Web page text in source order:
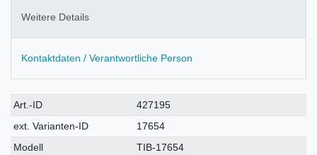
Weitere Details
Kontaktdaten / Verantwortliche Person
Technisches
Merkmal
Wert
Art.-ID
427195
ext. Varianten-ID
17654
Modell
TIB-17654